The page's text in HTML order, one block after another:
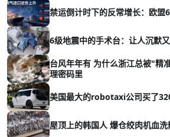
禁运倒计时下的反常增长：欧盟
6级地震中的手术台：让人沉默
台风年年有 为什么浙江总被"精
理密码里
美国最大的robotaxi公司买了
屋顶上的韩国人 爆仓绞肉机血洗